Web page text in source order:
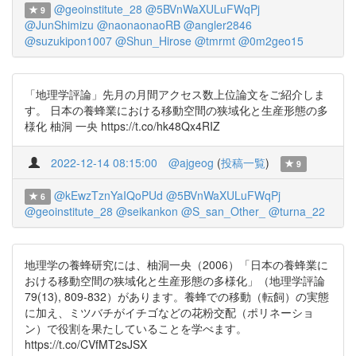
9 @geoinstitute_28 @5BVnWaXULuFWqPj
@JunShimizu @naonaonaoRB @angler2846
@suzukipon1007 @Shun_Hirose @tmrmt @0m2geo15
「地理学評論」先月の月間アクセス数上位論文をご紹介しま
す。 日本の養蜂業における移動空間の狭域化と生産形態の多
様化 柚洞 一央 https://t.co/hk48Qx4RIZ
2022-12-14 08:15:00 @ajgeog (投稿一覧) 9
6 @kEwzTznYaIQoPUd @5BVnWaXULuFWqPj
@geoinstitute_28 @seikankon @S_san_Other_ @turna_22
地理学の養蜂研究には、柚洞一央（2006）「日本の養蜂業に
おける移動空間の狭域化と生産形態の多様化」（地理学評論
79(13), 809-832）があります。養蜂での移動（転飼）の実態
に加え、ミツバチがイチゴなどの花粉交配（ポリネーショ
ン）で役割を果たしていることを学べます。
https://t.co/CVfMT2sJSX